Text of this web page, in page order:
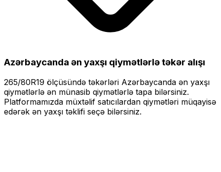
Azərbaycanda ən yaxşı qiymətlərlətəkər alışı
265/80R19 ölçüsündə təkərləri Azərbaycanda ən yaxşı
qiymətlərlə ən münasib qiymətlərlə tapa bilərsiniz.
Platformamızda müxtəlif satıcılardan qiymətləri müqayisə
edərək ən yaxşı təklifi seçə bilərsiniz.